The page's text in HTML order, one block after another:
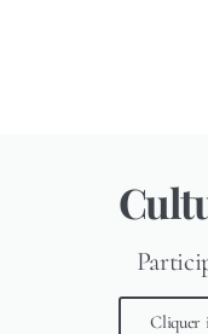
Cliquer